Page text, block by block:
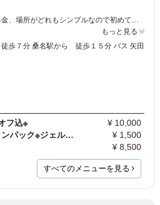
もっと見る
歩７分 桑名駅から 徒歩１５分 バス 矢田
フ込※
¥ 10,000
【オプション】バラフィンパック※ジェルとセットで※
¥ 1,500
¥ 8,500
すべてのメニューを見る